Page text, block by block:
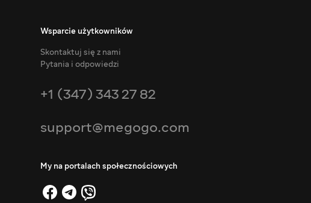
Wsparcie użytkowników
Skontaktuj się z nami
Pytania i odpowiedzi
+1 (347) 343 27 82
support@megogo.com
My na portalach społecznościowych